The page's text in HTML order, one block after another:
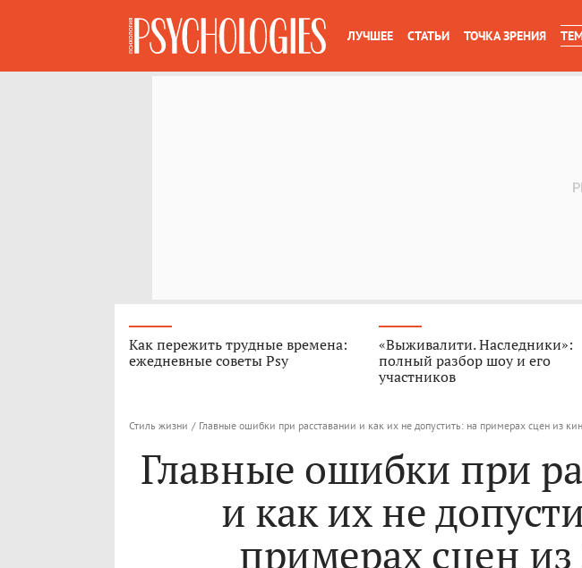
ЛУЧШЕЕ СТАТЬИ ТОЧКА ЗРЕНИЯ
Как пережить трудные времена:
ежедневные советы Psy
«Выживалити. Наследники»:
полный разбор шоу и его
участников
Стиль жизни / Главные ошибки при расставании и как их не допустить: на примерах сцен из
Главные ошибки при
и как их не
примерах сцен